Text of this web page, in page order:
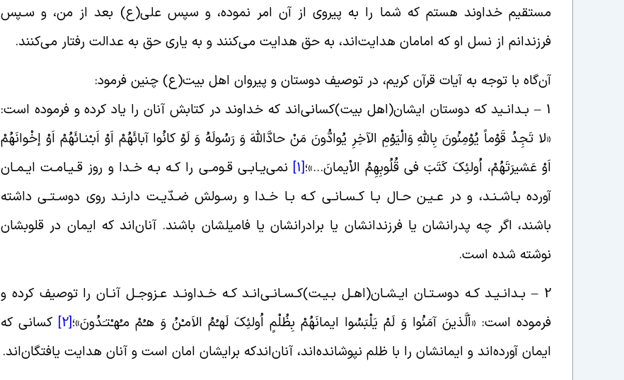
مستقیم خداوند هستم که شما را به پیروی از آن امر نموده، و سپس على(ع) بعد از من، و سـپس
فرزندانم از نسل او که امامان هدایت‌اند، به حق هدایت مى‌کنند و به یارى حق به عدالت رفتار مى‌کنند.
آن‌گاه با توجه به آیات قرآن کریم، در توصیف دوستان و پیروان اهل بیت(ع) چنین فرمود:
1 – بـدانـید که دوستان ایشان(اهل بیت)کسانى‌اند که خداوند در کتابش آنان را یاد کرده و فرموده است:
«لا تَجِدُ قَوْماً یُوْمِنُونَ بِاللّهِ وَالْیَوْمِ الآخِرِ یُوادُّونَ مَنْ حادَّاللّهَ وَ رَسُولَهُ وَ لَوْ کانُوا آبائَهُمْ اَوْ اَبـْنـائَهُمْ اَوْ إخْوانَهُمْ
اَوْ عَشیرَتَهُمْ، اُولئِکَ کَتَبَ فی قُلُوبِهِمُ الاْیمانَ…»؛[1]
نمى‌یـابـى قـومـى را کـه بـه خـدا و روز قـیـامـت ایـمـان
آورده بـاشـنـد، و در عـیـن حـال بـا کـسـانـى کـه بـا خـدا و رسـولش ضـدّیـت دارنـد روى دوسـتـى داشته
باشند، اگر چه پدرانشان یا فرزندانشان یا برادرانشان یا فامیلشان باشند. آنان‌اند که ایمان در قلوبشان
نوشته شده است.
2 – بـدانـیـد کـه دوسـتـان ایـشـان(اهـل بـیـت)کـسـانـى‌انـد کـه خـداونـد عـزوجـل آنـان را توصیف کرده و
فرموده است: «اَلَّذینَ آمَنُوا وَ لَمْ یَلْبَسُوا ایمانَهُمْ بِظُلْمٍ اُولئِکَ لَهـُمُ الاَمـْنُ وَ هـُمْ مـُهـْتـَدُونَ»؛[2]
کسانى که
ایمان آورده‌اند و ایمانشان را با ظلم نپوشانده‌اند، آنان‌اندکه برایشان امان است و آنان هدایت یافتگان‌اند.